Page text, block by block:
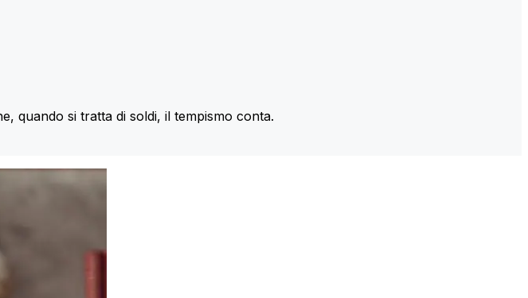
quando si tratta di soldi, il tempismo conta.